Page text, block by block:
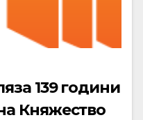
139 години
Княжество